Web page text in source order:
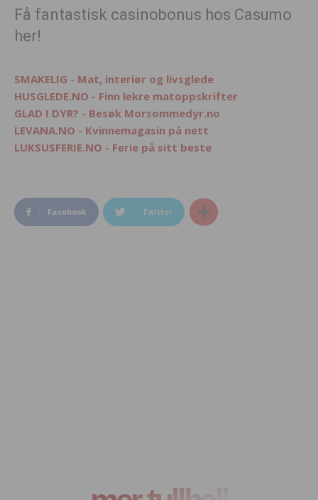
Få fantastisk casinobonus hos Casumo
her!
SMAKELIG - Mat, interiør og livsglede
HUSGLEDE.NO - Finn lekre matoppskrifter
GLAD I DYR? - Besøk Morsommedyr.no
LEVANA.NO - Kvinnemagasin på nett
LUKSUSFERIE.NO - Ferie på sitt beste
Facebook Twitter